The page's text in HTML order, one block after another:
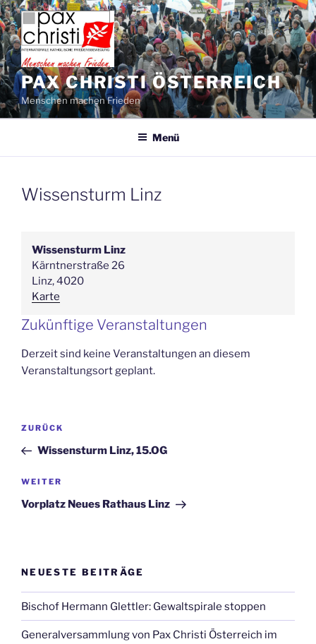
Zum
Inhalt
springen
PAX CHRISTI ÖSTERREICH
Menschen machen Frieden
Menü
Wissensturm Linz
Wissensturm Linz
Kärntnerstraße 26
Linz,4020
Karte
Zukünftige Veranstaltungen
Derzeit sind keine Veranstaltungen an diesem
Veranstaltungsort geplant.
Beitrags-
Vorheriger
Beitrag
ZURÜCK
Wissensturm Linz, 15.OG
Nächster
Beitrag
WEITER
Vorplatz Neues Rathaus Linz
NEUESTE BEITRÄGE
Bischof Hermann Glettler: Gewaltspirale stoppen
Generalversammlung von Pax Christi Österreich im